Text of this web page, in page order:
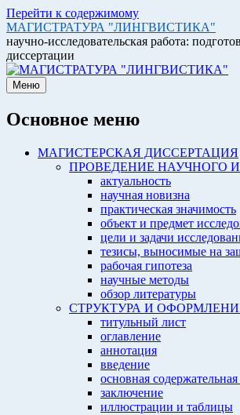
Перейти к содержимому
МАГИСТРАТУРА "ЛИНГВИСТИКА"
научно-исследовательская работа:
диссертации
Меню
Основное меню
МАГИСТЕРСКАЯ ДИССЕРТАЦИЯ
ПРОВЕДЕНИЕ НАУЧНОГО
актуальность
научная новизна
практическая значимость
объект и предмет
цели и задачи
тезисы, выносимые на
рабочая гипотеза
научные методы
обзор литературы
СТРУКТУРА И
титульный лист
оглавление
аннотация
введение
основная содержательная
заключение
иллюстрации и таблицы